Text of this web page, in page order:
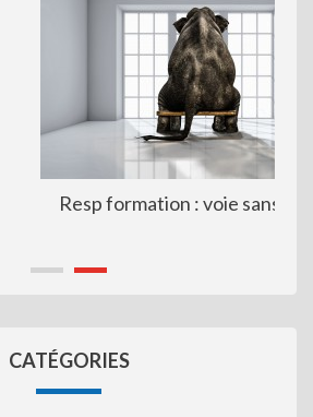
: voie sans issue ?
CATÉGORIES